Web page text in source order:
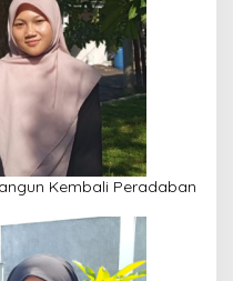
Kembali Peradaban